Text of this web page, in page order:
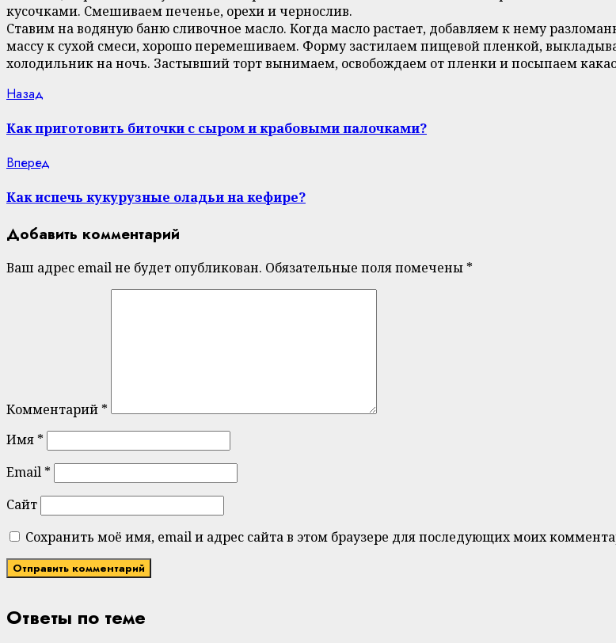
кусочками. Смешиваем печенье, орехи и чернослив.
Ставим на водяную баню сливочное масло. Когда масло растает, добавляем к нему
массу к сухой смеси, хорошо перемешиваем. Форму застилаем пищевой пленкой,
холодильник на ночь. Застывший торт вынимаем, освобождаем от пленки и посыпаем
Continue
Reading
Назад
Как приготовить биточки с сыром и крабовыми палочками?
Вперед
Как испечь кукурузные оладьи на кефире?
Добавить комментарий
Ваш адрес email не будет опубликован. Обязательные поля помечены *
Комментарий *
Имя *
Email *
Сайт
Сохранить моё имя, email и адрес сайта в этом браузере для последующих моих
Ответы по теме